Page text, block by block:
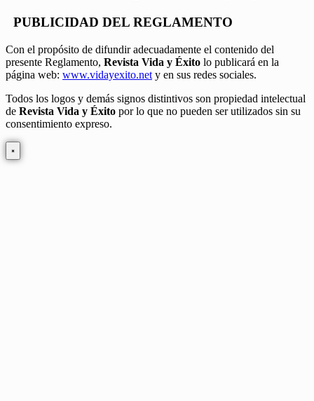
PUBLICIDAD DEL REGLAMENTO
Con el propósito de difundir adecuadamente el contenido del
presente Reglamento, Revista Vida y Éxito lo publicará en la
página web: www.vidayexito.net y en sus redes sociales.
Todos los logos y demás signos distintivos son propiedad intelectual
de Revista Vida y Éxito por lo que no pueden ser utilizados sin su
consentimiento expreso.
×